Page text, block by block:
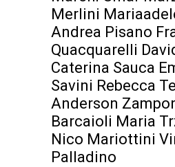
Merlini
Andrea Pisano
Quacquarelli
Caterina Sauca
Savini Rebecca
Anderson
Barcaioli Maria
Nico Mariottini
Palladino